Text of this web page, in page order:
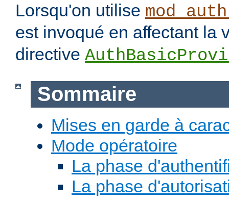
Lorsqu'on utilise
est invoqué en affectant la
directive
Sommaire
Mises en garde à
Mode opératoire
La phase
La phase